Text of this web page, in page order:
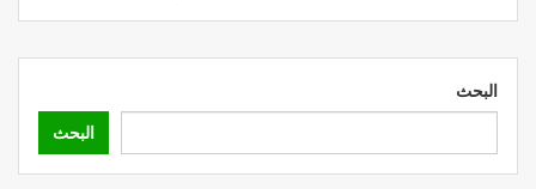
البحث
البحث